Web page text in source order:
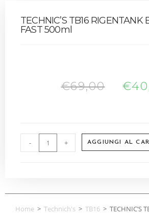
TECHNIC’S TB16 RIGENTANK
FAST 500ml
€69,00 €
- + AGGIUNGI AL
Home > Technich's > TB16 > TECHNIC’S